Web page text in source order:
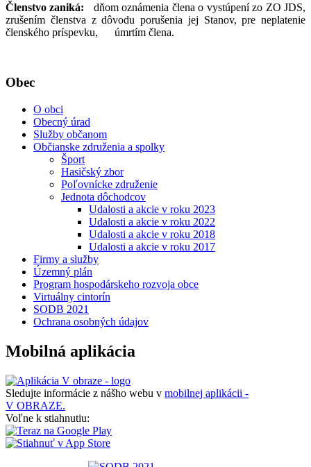
Členstvo zaniká: dňom oznámenia člena o vystúpení zo ZO JDS,
zrušením členstva z dôvodu porušenia jej Stanov, pre neplatenie
členského príspevku, úmrtím člena.
Obec
O obci
Obecný úrad
Služby občanom
Občianske združenia a spolky
Šport
Hasičský zbor
Poľovnícke združenie
Jednota dôchodcov
Udalosti a akcie v roku 2023
Udalosti a akcie v roku 2022
Udalosti a akcie v roku 2018
Udalosti a akcie v roku 2017
Firmy a služby
Územný plán
Program hospodárskeho rozvoja obce
Virtuálny cintorín
SODB 2021
Ochrana osobných údajov
Mobilná aplikácia
Sledujte informácie z nášho webu v mobilnej aplikácii -
V OBRAZE.
Voľne k stiahnutiu: